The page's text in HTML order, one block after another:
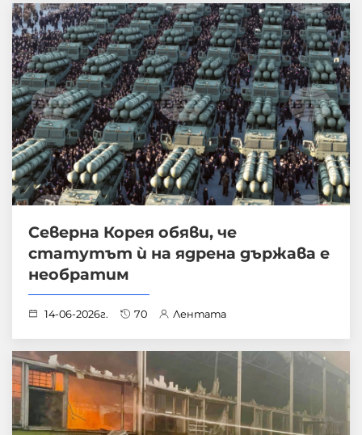
Северна Корея обяви, че
статутът ѝ на ядрена държава е
необратим
14-06-2026г. 70 Лентата